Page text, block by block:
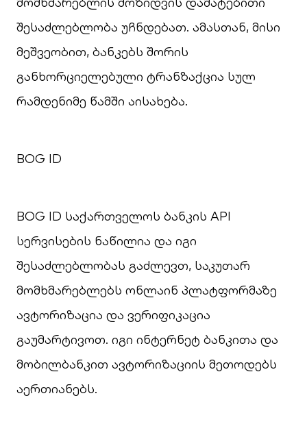
შესაძლებლობა უჩნდებათ. ამასთან, მისი
მეშვეობით, ბანკებს შორის
განხორციელებული ტრანზაქცია სულ
რამდენიმე წამში აისახება.
BOG ID
BOG ID საქართველოს ბანკის API
სერვისების ნაწილია და იგი
შესაძლებლობას გაძლევთ, საკუთარ
მომხმარებლებს ონლაინ პლატფორმაზე
ავტორიზაცია და ვერიფიკაცია
გაუმარტივოთ. იგი ინტერნეტ ბანკითა და
მობილბანკით ავტორიზაციის მეთოდებს
აერთიანებს.